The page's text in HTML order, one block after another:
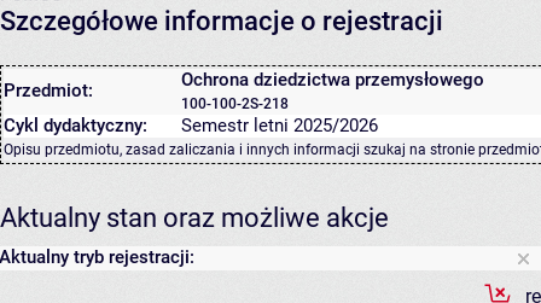
Szczegółowe informacje o rejestracji
Przedmiot: Ochrona dziedzictwa przemysłowego
100-100-2S-218
Cykl dydaktyczny: Semestr letni 2025/2026
Opisu przedmiotu, zasad zaliczania i innych informacji szukaj na stronie
Aktualny stan oraz możliwe akcje
Aktualny tryb rejestracji: